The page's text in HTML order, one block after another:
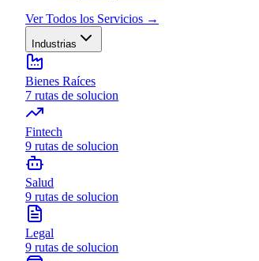
Ver Todos los Servicios →
Industrias
Bienes Raíces
7 rutas de solucion
Fintech
9 rutas de solucion
Salud
9 rutas de solucion
Legal
9 rutas de solucion